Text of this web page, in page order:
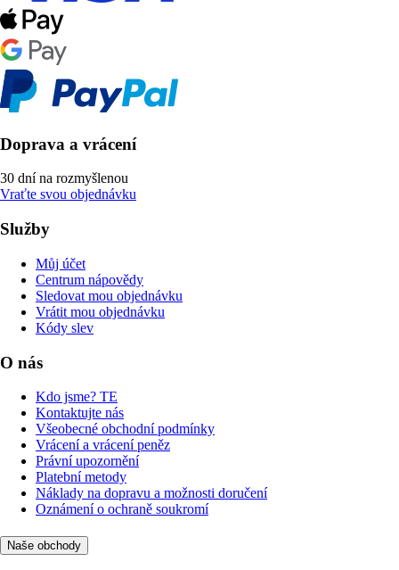
Doprava a vrácení
30 dní na rozmyšlenou
Vraťte svou objednávku
Služby
Můj účet
Centrum nápovědy
Sledovat mou objednávku
Vrátit mou objednávku
Kódy slev
O nás
Kdo jsme? TE
Kontaktujte nás
Všeobecné obchodní podmínky
Vrácení a vrácení peněz
Právní upozornění
Platební metody
Náklady na dopravu a možnosti doručení
Oznámení o ochraně soukromí
Naše obchody